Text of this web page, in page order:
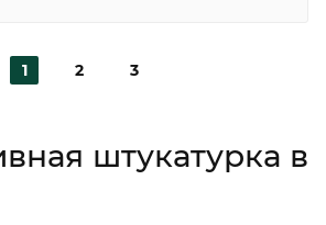
1 2 3
штукатурка в